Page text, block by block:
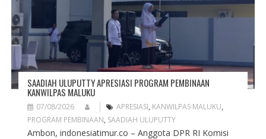
SAADIAH ULUPUTTY APRESIASI PROGRAM PEMBINAAN
KANWILPAS MALUKU
07/08/2026 APRESIASI, KANWILPAS MALUKU,
PROGRAM PEMBINAAN, SAADIAH ULUPUTTY
Ambon, indonesiatimur.co – Anggota DPR RI Komisi